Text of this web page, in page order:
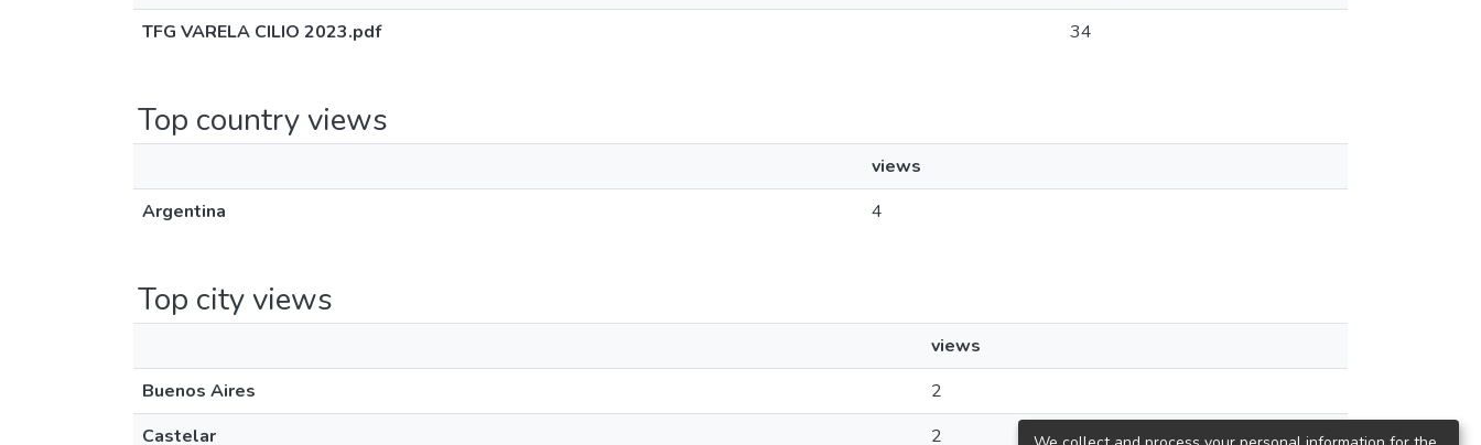
TFG VARELA CILIO 2023.pdf
34
Top country views
views
Argentina
4
Top city views
views
Buenos Aires
2
Castelar
2